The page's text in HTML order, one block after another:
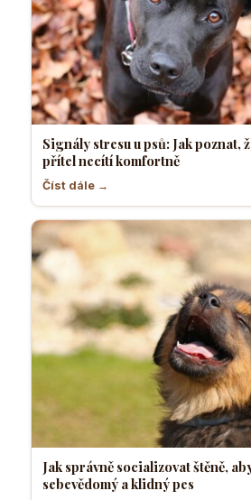
Signály stresu u psů: Jak poznat,
přítel necítí komfortně
Číst dále →
Jak správně socializovat štěně,
sebevědomý a klidný pes